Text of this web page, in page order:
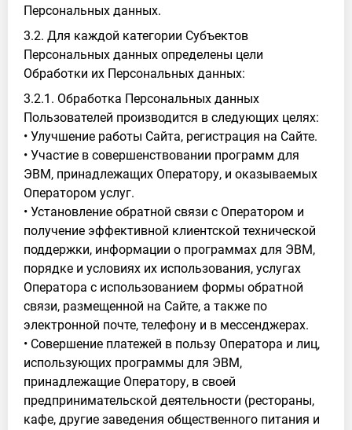
Персональных данных.
3.2. Для каждой категории Субъектов
Персональных данных определены цели
Обработки их Персональных данных:
3.2.1. Обработка Персональных данных
Пользователей производится в следующих целях:
• Улучшение работы Сайта, регистрация на Сайте.
• Участие в совершенствовании программ для
ЭВМ, принадлежащих Оператору, и оказываемых
Оператором услуг.
• Установление обратной связи с Оператором и
получение эффективной клиентской технической
поддержки, информации о программах для ЭВМ,
порядке и условиях их использования, услугах
Оператора с использованием формы обратной
связи, размещенной на Сайте, а также по
электронной почте, телефону и в мессенджерах.
• Совершение платежей в пользу Оператора и лиц,
использующих программы для ЭВМ,
принадлежащие Оператору, в своей
предпринимательской деятельности (рестораны,
кафе, другие заведения общественного питания и